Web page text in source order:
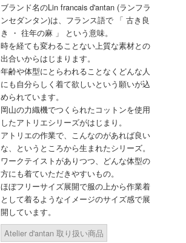
ブランド名のLin francais d'antan (ランフラ
ンセダンタン)は、フランス語で 「 古き良
き ・ 往年の麻 」 という意味。
時を経ても変わることない上質な素材との
出合いからはじまります。
年齢や体型にとらわれることなくどんな人
にも自分らしく着て欲しいという願いが込
められています。
岡山の力織機でつくられたコットンを使用
したアトリエシリーズがはじまり。
アトリエの作業で、こんなのがあれば良い
な、というところから生まれたシリーズ。
ワークテイストがありつつ、どんな体型の
方にも着ていただきやすいもの。
ほぼフリーサイズ展開で服の上から作業着
として着るようなイメージのサイズ感で展
開しています。
Atelier d'antan 取り扱い商品